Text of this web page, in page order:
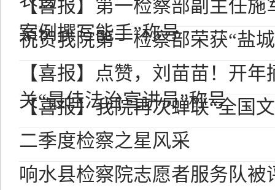
【喜报】第一检察部副主任施
案例撰写能手”称号
祝贺我院第一检察部荣获“盐
【喜报】点赞，刘苗苗！开
关“最佳法治宣讲员”称号
【喜报】我院再次蝉联“全国
二季度检察之星风采
响水县检察院志愿者服务队被